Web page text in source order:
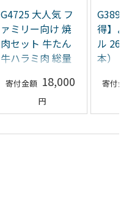
G4725 大人気 フ
ァミリー向け 焼
肉セット 牛たん
牛ハラミ肉 総量
18,000
得】
ル 26
本）